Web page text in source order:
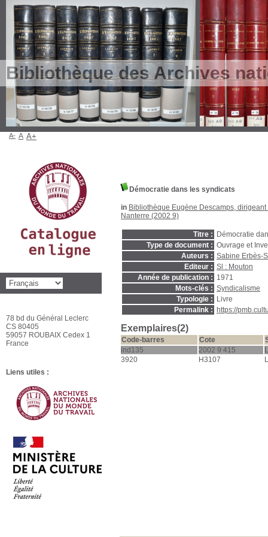
Bibliothèque des Archives
Démocratie dans les syndicats
in Bibliothèque Eugène Descamps,
Nanterre (2002 9)
Titre :
Démocratie
Type de document : Ouvrage et
Auteurs : Sabine Erbès-
Editeur : Sl : Mouton
Année de publication : 1971
Mots-clés : Syndicalisme
Typologie :
Livre
Permalink :
https://
Exemplaires(2)
Code-barres Cote
ind135
2002 9 415
3920
H3107
A- A A+
78 bd du Général Leclerc
CS 80405
59057 ROUBAIX Cedex 1
France
Liens utiles :